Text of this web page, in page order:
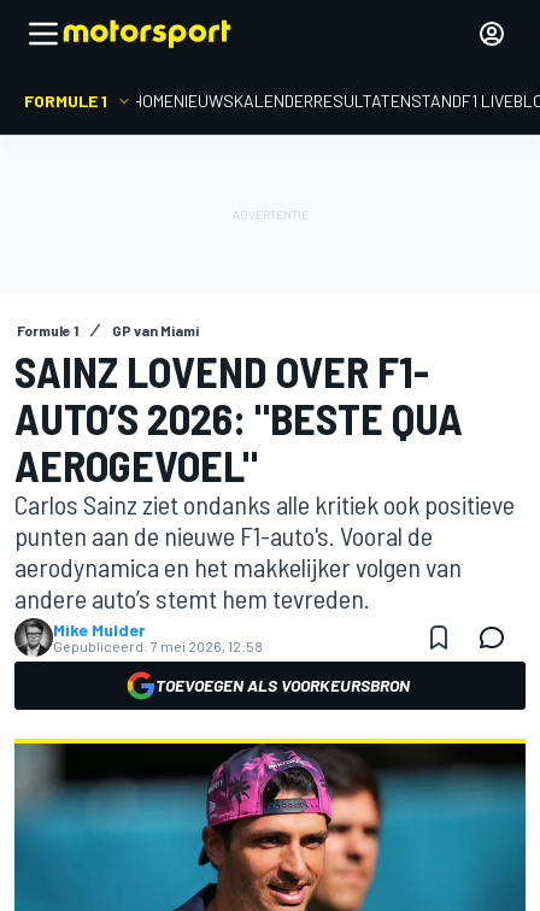
FORMULE 1 HOMENIEUWSKALENDERRESULTATENSTANDF1
Formule 1 GP van Miami
SAINZ LOVEND OVER F1-
AUTO’S 2026: "BESTE QUA
AEROGEVOEL"
Carlos Sainz ziet ondanks alle kritiek ook positieve
punten aan de nieuwe F1-auto's. Vooral de
aerodynamica en het makkelijker volgen van
andere auto’s stemt hem tevreden.
Mike Mulder
Gepubliceerd: 7 mei 2026, 12:58
TOEVOEGEN ALS VOORKEURSBRON